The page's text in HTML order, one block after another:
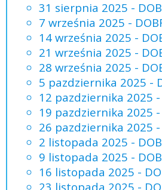
31 sierpnia 2025 -
7 września 2025 -
14 września 2025 -
21 września 2025 -
28 września 2025 -
5 pazdziernika 2025 -
12 pazdziernika 2025
19 pazdziernika 2025
26 pazdziernika 2025
2 listopada 2025 -
9 listopada 2025 -
16 listopada 2025 -
23 listopada 2025 -